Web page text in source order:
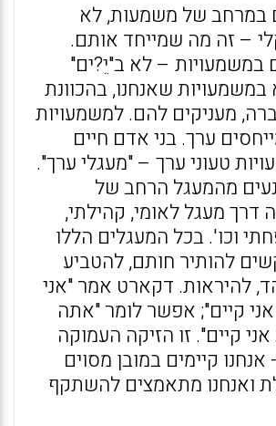
במרחב של משמעות, לא
– זה מה שמייחד אותם.
במשמעויות – לא ב"יֵ?ים"
שאנחנו, בהכוונת
מעניקים להם. למשמעויות
ערך. בני אדם חיים
טעוני ערך – "מעגלי ערך".
מהמעגל הרחב של
דרך מעגל לאומי, קהילתי,
וכו'. בכל המעגלים הללו
להותיר חותם, להטביע
להיראות. דקארט אמר "אני
קיים"; אפשר לומר "אתה
קיים". זו הזיקה העמוקה
קיימים במובן מסוים
ואנחנו מתאמצים להשתקף